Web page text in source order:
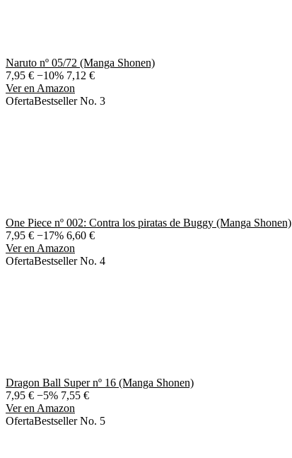
Naruto nº 05/72 (Manga Shonen)
7,95 € −10% 7,12 €
Ver en Amazon
OfertaBestseller No. 3
One Piece nº 002: Contra los piratas de Buggy (Manga Shonen)
7,95 € −17% 6,60 €
Ver en Amazon
OfertaBestseller No. 4
Dragon Ball Super nº 16 (Manga Shonen)
7,95 € −5% 7,55 €
Ver en Amazon
OfertaBestseller No. 5